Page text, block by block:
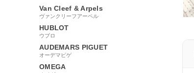
Van Cleef & Arpels
ヴァンクリーフアーペル
HUBLOT
ウブロ
AUDEMARS PIGUET
オーデマピゲ
OMEGA